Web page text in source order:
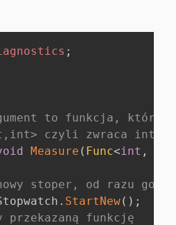
;
to funkcja, której
czyli zwraca int
Measure ( Func<int ,
stoper, od razu go
. StartNew( ) ;
przekazaną funkcję